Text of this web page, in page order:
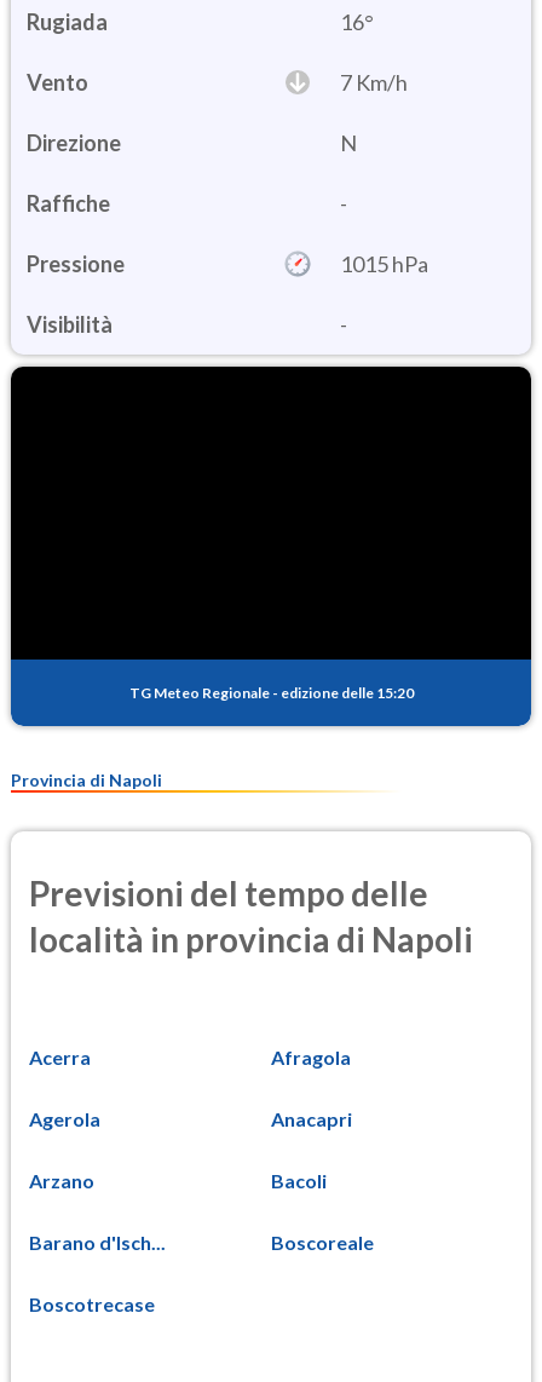
16°
Vento 7 Km/h
Direzione N
Raffiche -
Pressione 1015 hPa
Visibilità -
TG Meteo Regionale - edizione delle 15:20
Provincia di Napoli
Previsioni del tempo delle
località in provincia di Napoli
Acerra Afragola
Agerola Anacapri
Arzano Bacoli
Barano d'Isch... Boscoreale
Boscotrecase